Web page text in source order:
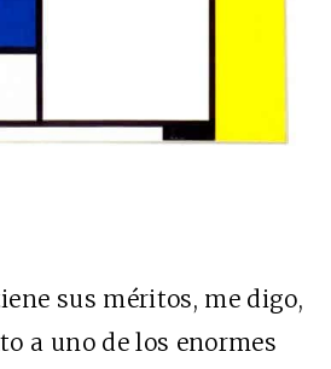
sus méritos, me digo,
a uno de los enormes